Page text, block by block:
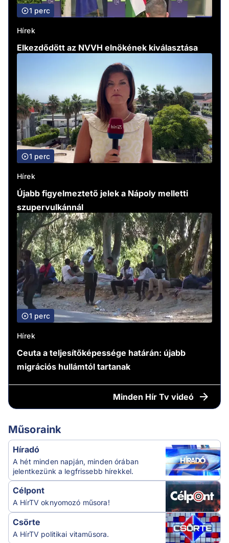
1 perc
Hírek
Elkezdődött az NVVH elnökének kiválasztása
1 perc
Hírek
Újabb figyelmeztető jelek a Nápoly melletti
szupervulkánnál
1 perc
Hírek
Ceuta a teljesítőképessége határán: újabb
migrációs hullámtól tartanak
Minden Hír Tv videó
Műsoraink
Híradó
A hét minden napján, minden órában
jelentkezünk a legfrissebb hírekkel.
Célpont
A HírTV oknyomozó műsora!
Csörte
A HírTV politikai vitaműsora.